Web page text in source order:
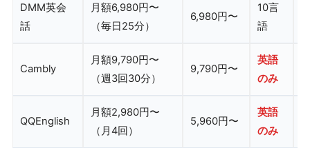
DMM英会
話
月額6,980円〜
（毎日25分）
6,980円〜
10言
語
Cambly
月額9,790円〜
（週3回30分）
9,790円〜
英語
のみ
QQEnglish
月額2,980円〜
（月4回）
5,960円〜
英語
のみ